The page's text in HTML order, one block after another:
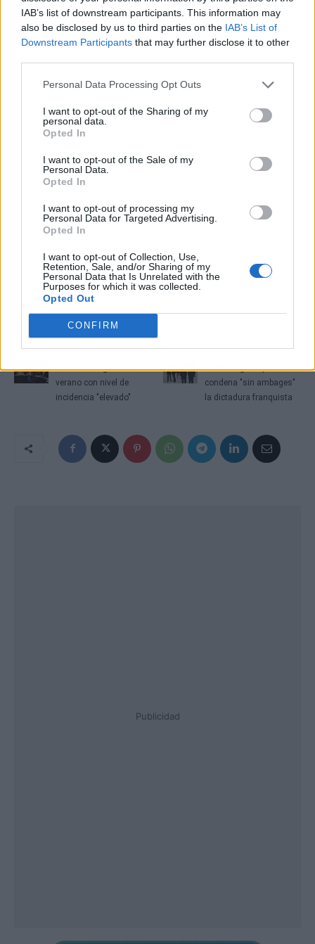
IAB’s list of downstream participants. This information may
also be disclosed by us to third parties on the IAB’s List of
Downstream Participants that may further disclose it to other
Personal Data Processing Opt Outs
I want to opt-out of the Sharing of my
personal data.
Opted In
I want to opt-out of the Sale of my
Personal Data.
Opted In
I want to opt-out of processing my
Personal Data for Targeted Advertising.
Opted In
I want to opt-out of Collection, Use,
Retention, Sale, and/or Sharing of my
Personal Data that Is Unrelated with the
Purposes for which it was collected.
Opted Out
CONFIRM
Publicidad
Artículo anterior
Cataluña augura un
verano con nivel de
incidencia "elevado"
Artículo siguiente
El PP asegura que
condena "sin ambages"
la dictadura franquista
Publicidad